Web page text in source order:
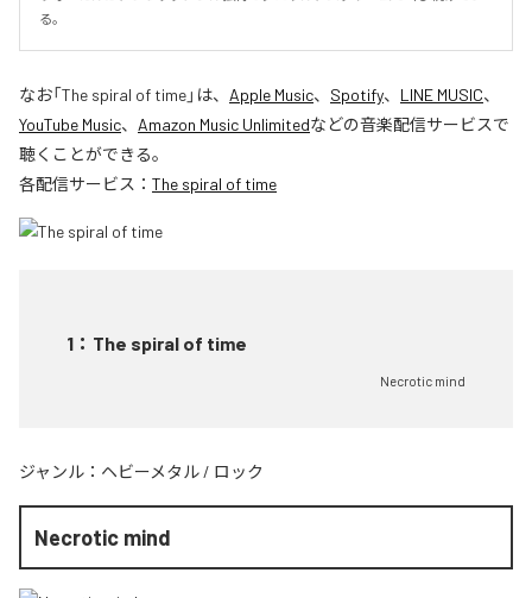
る。
なお「The spiral of time」は、 Apple Music、 Spotify、 LINE MUSIC、
YouTube Music、 Amazon Music Unlimitedなどの音楽配信サービスで
聴くことができる。
各配信サービス： The spiral of time
1 ： The spiral of time
Necrotic mind
ジャンル： ヘビーメタル / ロック
Necrotic mind